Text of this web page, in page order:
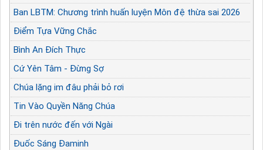
Ban LBTM: Chương trình huấn luyện Môn đệ thừa sai 2026
Điểm Tựa Vững Chắc
Bình An Đích Thực
Cứ Yên Tâm - Đừng Sợ
Chúa lặng im đâu phải bỏ rơi
Tin Vào Quyền Năng Chúa
Đi trên nước đến với Ngài
Đuốc Sáng Đaminh